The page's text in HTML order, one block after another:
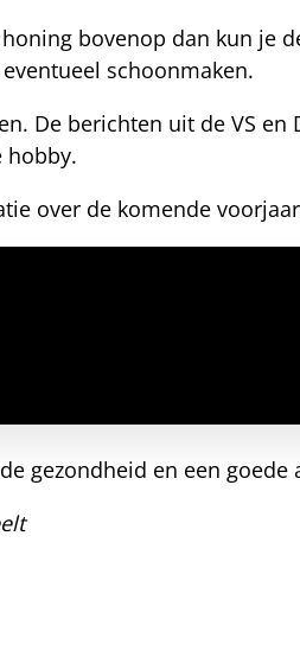
bovenop dan kun je
schoonmaken.
De berichten uit de VS
hobby.
over de komende
gezondheid en een goede